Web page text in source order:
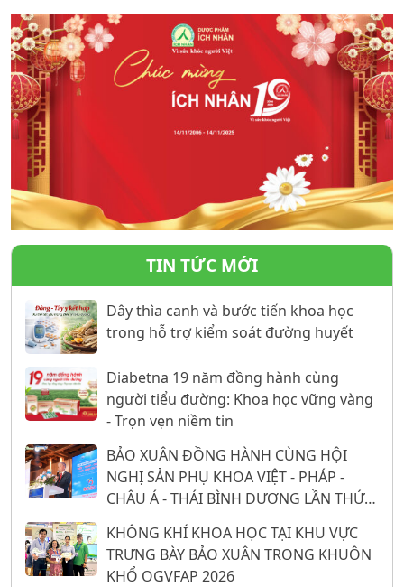
TIN TỨC MỚI
Dây thìa canh và bước tiến khoa học
trong hỗ trợ kiểm soát đường huyết
Diabetna 19 năm đồng hành cùng
người tiểu đường: Khoa học vững vàng
- Trọn vẹn niềm tin
BẢO XUÂN ĐỒNG HÀNH CÙNG HỘI
NGHỊ SẢN PHỤ KHOA VIỆT - PHÁP -
CHÂU Á - THÁI BÌNH DƯƠNG LẦN THỨ
26: 16 NĂM KHẲNG ĐỊNH VỊ THẾ TỪ
NỀN TẢNG KHOA HỌC
KHÔNG KHÍ KHOA HỌC TẠI KHU VỰC
TRƯNG BÀY BẢO XUÂN TRONG KHUÔN
KHỔ OGVFAP 2026